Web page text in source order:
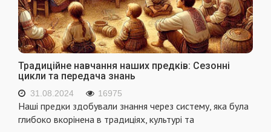
Традиційне навчання наших предків: Сезонні
цикли та передача знань
31.08.2024 16975
Наші предки здобували знання через систему, яка була
глибоко вкорінена в традиціях, культурі та